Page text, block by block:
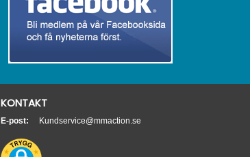
KONTAKT
E-post: Kundservice@mmaction.se